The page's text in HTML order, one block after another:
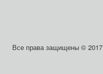
Все права защищены © 2017